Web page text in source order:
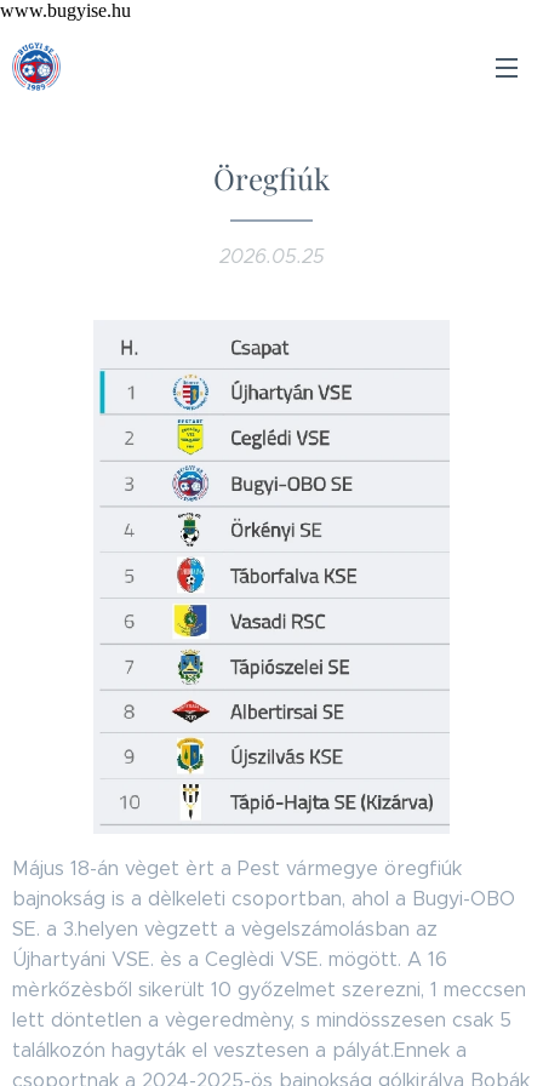
www.bugyise.hu
Öregfiúk
2026.05.25
Május 18-án vèget èrt a Pest vármegye öregfiúk
bajnokság is a dèlkeleti csoportban, ahol a Bugyi-OBO
SE. a 3.helyen vègzett a vègelszámolásban az
Újhartyáni VSE. ès a Ceglèdi VSE. mögött. A 16
mèrkőzèsből sikerült 10 győzelmet szerezni, 1 meccsen
lett döntetlen a vègeredmèny, s mindösszesen csak 5
találkozón hagyták el vesztesen a pályát.Ennek a
csoportnak a 2024-2025-ös bajnokság gólkirálya Bobák